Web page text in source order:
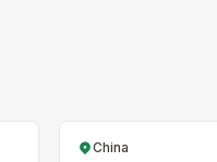
China